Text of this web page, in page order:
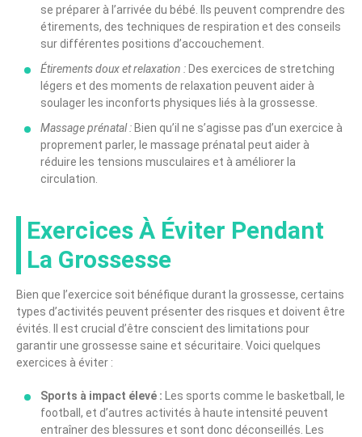
se préparer à l’arrivée du bébé. Ils peuvent comprendre des
étirements, des techniques de respiration et des conseils
sur différentes positions d’accouchement.
Étirements doux et relaxation : Des exercices de stretching
légers et des moments de relaxation peuvent aider à
soulager les inconforts physiques liés à la grossesse.
Massage prénatal : Bien qu’il ne s’agisse pas d’un exercice à
proprement parler, le massage prénatal peut aider à
réduire les tensions musculaires et à améliorer la
circulation.
Exercices À Éviter Pendant
La Grossesse
Bien que l’exercice soit bénéfique durant la grossesse, certains
types d’activités peuvent présenter des risques et doivent être
évités. Il est crucial d’être conscient des limitations pour
garantir une grossesse saine et sécuritaire. Voici quelques
exercices à éviter :
Sports à impact élevé : Les sports comme le basketball, le
football, et d’autres activités à haute intensité peuvent
entraîner des blessures et sont donc déconseillés. Les